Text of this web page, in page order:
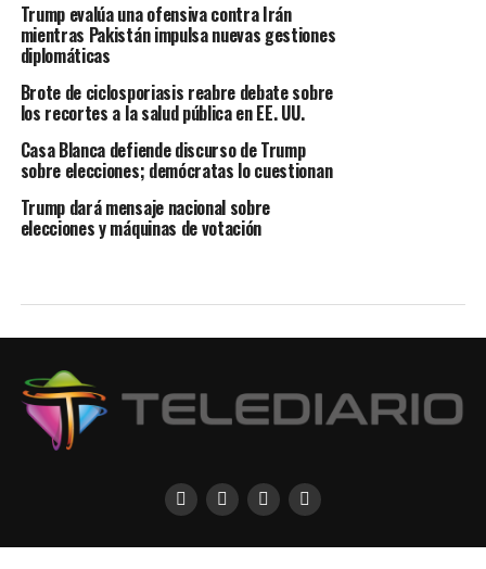
Trump evalúa una ofensiva contra Irán
mientras Pakistán impulsa nuevas gestiones
diplomáticas
Brote de ciclosporiasis reabre debate sobre
los recortes a la salud pública en EE. UU.
Casa Blanca defiende discurso de Trump
sobre elecciones; demócratas lo cuestionan
Trump dará mensaje nacional sobre
elecciones y máquinas de votación